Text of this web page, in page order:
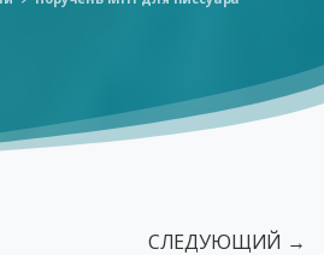
СЛЕДУЮЩИЙ →